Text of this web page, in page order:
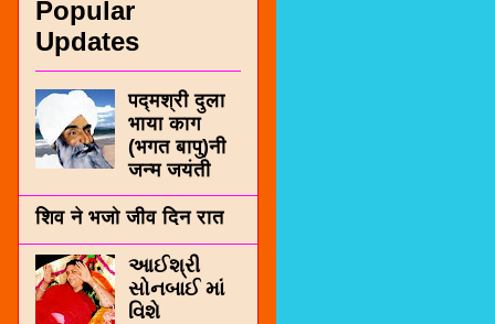
Popular
Updates
पद्मश्री दुला
भाया काग
(भगत बापु)नी
जन्म जयंती
शिव ने भजो जीव दिन रात
આઈશ્રી
સોનબાઈ માં
વિશે